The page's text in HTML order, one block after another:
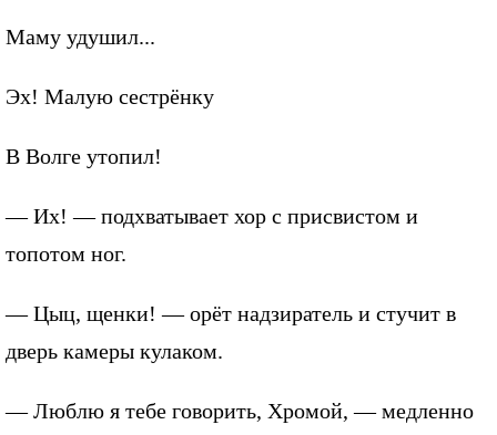
Маму удушил...
Эх! Малую сестрёнку
В Волге утопил!
— Их! — подхватывает хор с присвистом и
топотом ног.
— Цыц, щенки! — орёт надзиратель и стучит в
дверь камеры кулаком.
— Люблю я тебе говорить, Хромой, — медленно